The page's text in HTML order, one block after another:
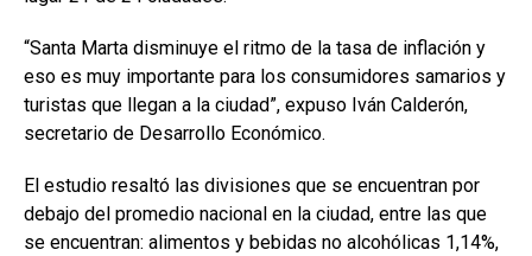
“Santa Marta disminuye el ritmo de la tasa de inflación y
eso es muy importante para los consumidores samarios y
turistas que llegan a la ciudad”, expuso Iván Calderón,
secretario de Desarrollo Económico.
El estudio resaltó las divisiones que se encuentran por
debajo del promedio nacional en la ciudad, entre las que
se encuentran: alimentos y bebidas no alcohólicas 1,14%,